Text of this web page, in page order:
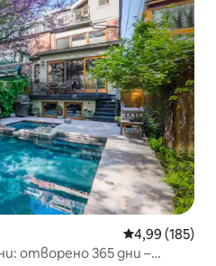
гостите
Средна
4,99 (185)
отворено 365 дни –